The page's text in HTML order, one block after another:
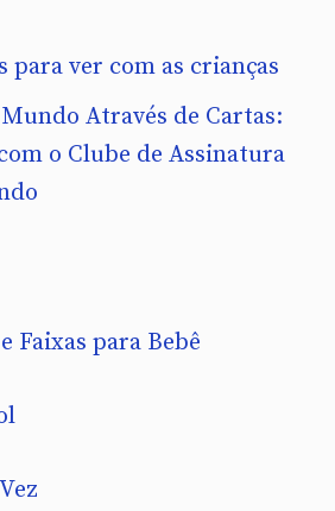
para ver com as crianças
Através de Cartas:
o Clube de Assinatura
Faixas para Bebê